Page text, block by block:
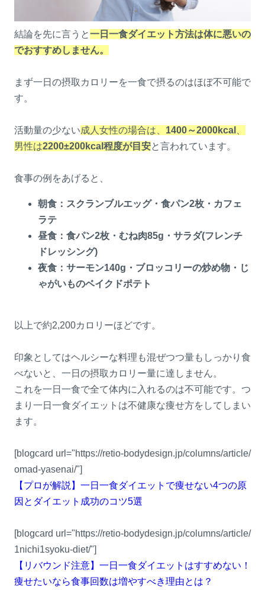
結論を先に言うと一日一食ダイエット方法は体に悪いの
でおすすめしません。
まず一日の摂取カロリーを一食で摂るのはほぼ不可能で
す。
活動量の少ない成人女性の場合は、 1400～2000kcal
男性は2200±200kcal程度が目安と言われています。
食事の例をあげると、
朝食：スクランブルエッグ・食パン2枚・カフェ
ラテ
昼食：食パン2枚・むね肉85g・サラダ(フレンチ
ドレッシング)
夜食：サーモン140g・ブロッコリーの炒め物・じ
ゃがいものベイクドポテト
以上で約2,200カロリーほどです。
印象としてはヘルシーな料理も混ぜつつ量もしっかり食
べないと、一日の摂取カロリー量に達しません。
これを一日一食で全て体内に入れるのは不可能です。つ
まり一日一食ダイエットは不健康な痩せ方をしてしまい
ます。
[blogcard url="https://retio-bodydesign.jp/columns/article/
omad-yasenai/"]
【プロが解説】一日一食ダイエットで痩せない4つの原
因とダイエット成功のコツ5選
[blogcard url="https://retio-bodydesign.jp/columns/article/
1nichi1syoku-diet/"]
【リバウンド注意】一日一食ダイエットはすすめない！
痩せたいなら食事回数は増やすべき理由とは？